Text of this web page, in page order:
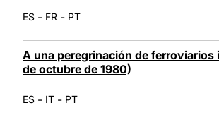
ES - FR - PT
A una peregrinación de ferroviarios
de octubre de 1980)
ES - IT - PT